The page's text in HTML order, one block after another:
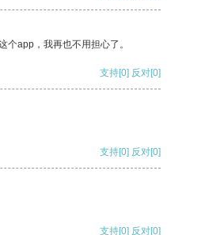
app，我再也不用担心了。
支持[0] 反对[0]
支持[0] 反对[0]
支持[0] 反对[0]